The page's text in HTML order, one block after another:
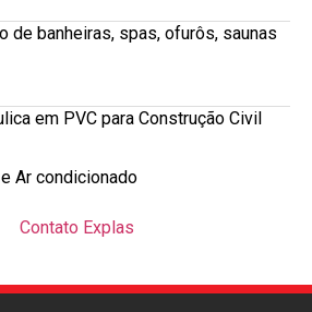
de banheiras, spas, ofurôs, saunas
em PVC para Construção Civil
Ar condicionado